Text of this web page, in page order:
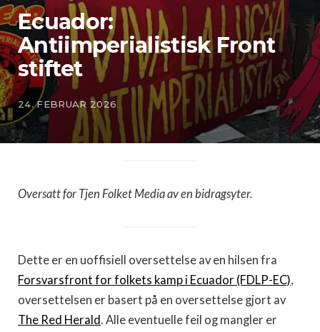
Ecuador:
Antiimperialistisk Front
stiftet
24. FEBRUAR 2026
Oversatt for Tjen Folket Media av en bidragsyter.
Dette er en uoffisiell oversettelse av en hilsen fra
Forsvarsfront for folkets kamp i Ecuador (FDLP-EC),
oversettelsen er basert på en oversettelse gjort av
The Red Herald. Alle eventuelle feil og mangler er